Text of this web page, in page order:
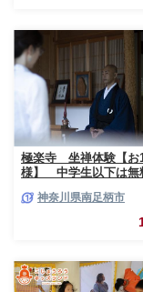
極楽寺 坐禅体験【お
様】 中学生以下は無
奈川県 南足柄市 】
神奈川県南足柄市